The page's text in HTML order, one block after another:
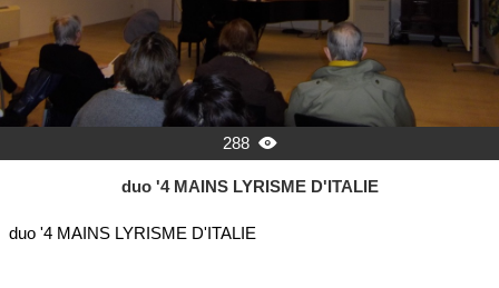
288 
duo '4 MAINS LYRISME D'ITALIE
duo '4 MAINS LYRISME D'ITALIE